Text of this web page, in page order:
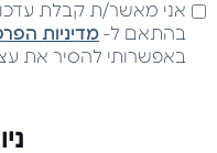
אני מאשר/ת קבלת
בהתאם ל- מדיניות
באפשרותי להסיר את